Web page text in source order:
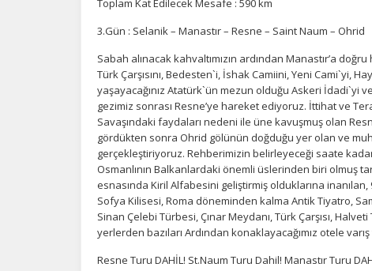
Size
izin
bilir.
Toplam Kat Edilecek Mesafe : 590 km
3.Gün : Selanik – Manastır – Resne – Saint Naum – Ohrid
Sabah alınacak kahvaltımızın ardından Manastır’a
Türk Çarşısını, Bedesten`i, İshak Camiini, Yeni Cami`yi,
yaşayacağınız Atatürk`ün mezun olduğu Askeri İdadi`yi
gezimiz sonrası Resne’ye hareket ediyoruz. İttihat ve
Savaşındaki faydaları nedeni ile üne kavuşmuş olan
gördükten sonra Ohrid gölünün doğduğu yer olan ve
gerçekleştiriyoruz. Rehberimizin belirleyeceği saate
Osmanlının Balkanlardaki önemli üslerinden biri olmuş
esnasında Kiril Alfabesini geliştirmiş olduklarına
Sofya Kilisesi, Roma döneminden kalma Antik Tiyatro,
Sinan Çelebi Türbesi, Çınar Meydanı, Türk Çarşısı,
yerlerden bazıları Ardından konaklayacağımız otele
Resne Turu DAHİL! St.Naum Turu Dahil! Manastır Turu